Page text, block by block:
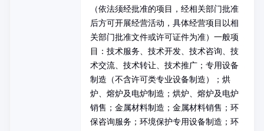
（依法须经批准的项目，经相关部门批准
后方可开展经营活动，具体经营项目以相
关部门批准文件或许可证件为准）一般项
目：技术服务、技术开发、技术咨询、技
术交流、技术转让、技术推广；专用设备
制造（不含许可类专业设备制造）；烘
炉、熔炉及电炉制造；烘炉、熔炉及电炉
销售；金属材料制造；金属材料销售；环
保咨询服务；环境保护专用设备制造；环